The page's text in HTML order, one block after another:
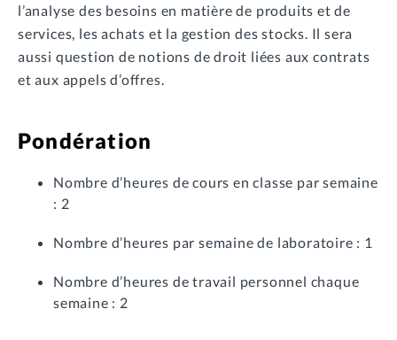
l’analyse des besoins en matière de produits et de
services, les achats et la gestion des stocks. Il sera
aussi question de notions de droit liées aux contrats
et aux appels d’offres.
Pondération
Nombre d’heures de cours en classe par semaine
: 2
Nombre d’heures par semaine de laboratoire : 1
Nombre d’heures de travail personnel chaque
semaine : 2